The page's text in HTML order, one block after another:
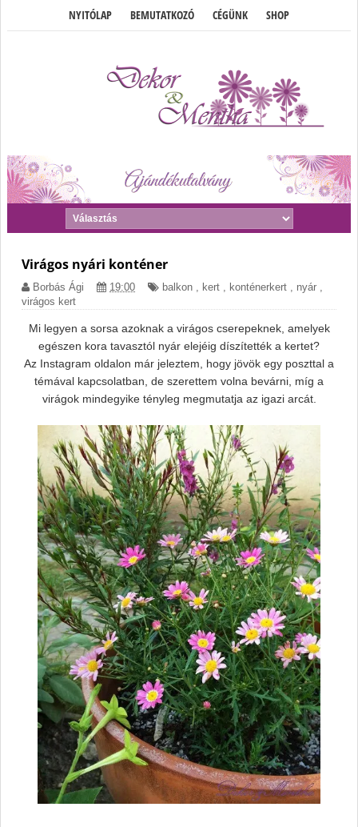
NYITÓLAP BEMUTATKOZÓ CÉGÜNK SHOP
Virágos nyári konténer
Borbás Ági 19:00 balkon , kert , konténerkert , nyár ,
virágos kert
Mi legyen a sorsa azoknak a virágos cserepeknek, amelyek
egészen kora tavasztól nyár elejéig díszítették a kertet?
Az Instagram oldalon már jeleztem, hogy jövök egy poszttal a
témával kapcsolatban, de szerettem volna bevárni, míg a
virágok mindegyike tényleg megmutatja az igazi arcát.